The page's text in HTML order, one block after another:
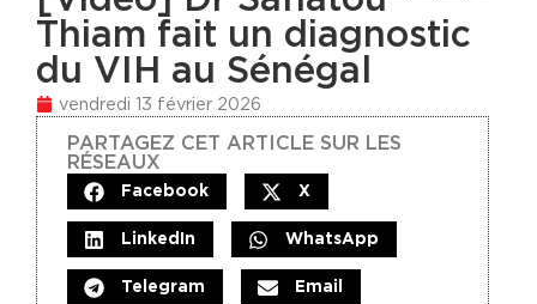
Thiam fait un diagnostic
du VIH au Sénégal
vendredi 13 février 2026
PARTAGEZ CET ARTICLE SUR LES
RÉSEAUX
Facebook X
LinkedIn WhatsApp
Telegram Email